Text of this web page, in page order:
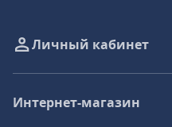
Личный кабинет
Интернет-магазин